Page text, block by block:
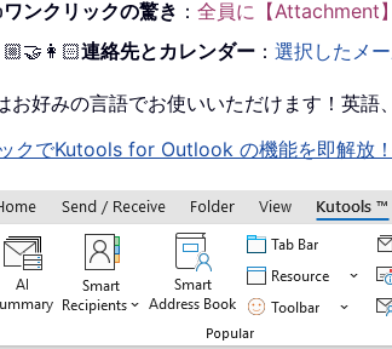
ワンクリックの驚き ：全員に【Attachment
連絡先とカレンダー ：選択したメ
お好みの言語でお使いいただけます！英語
クでKutools for Outlook の機能を即解放